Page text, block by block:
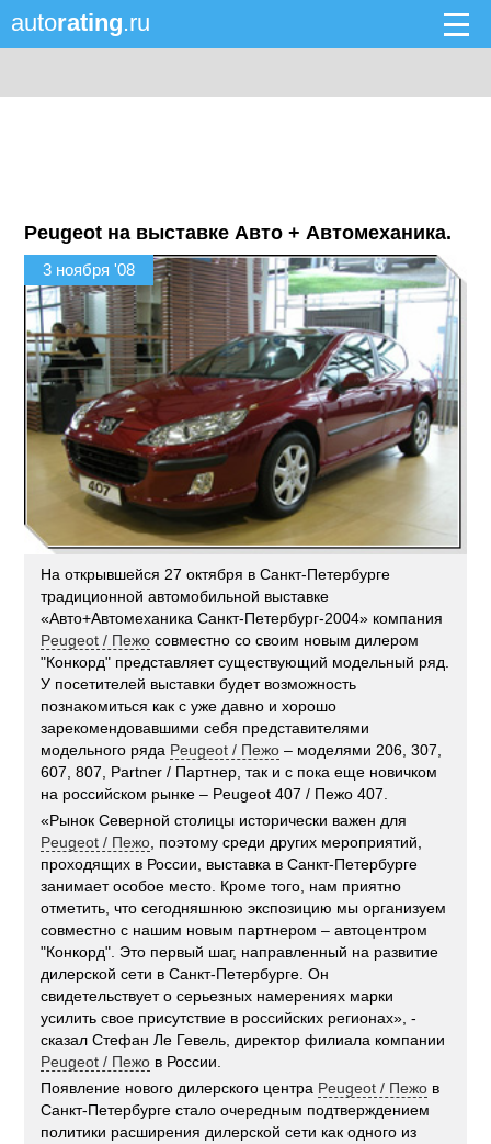
autorating.ru
Peugeot на выставке Авто + Автомеханика.
3 ноября '08
На открывшейся 27 октября в Санкт-Петербурге
традиционной автомобильной выставке
«Авто+Автомеханика Санкт-Петербург-2004» компания
Peugeot / Пежо совместно со своим новым дилером
"Конкорд" представляет существующий модельный ряд.
У посетителей выставки будет возможность
познакомиться как с уже давно и хорошо
зарекомендовавшими себя представителями
модельного ряда Peugeot / Пежо – моделями 206, 307,
607, 807, Partner / Партнер, так и с пока еще новичком
на российском рынке – Peugeot 407 / Пежо 407.
«Рынок Северной столицы исторически важен для
Peugeot / Пежо, поэтому среди других мероприятий,
проходящих в России, выставка в Санкт-Петербурге
занимает особое место. Кроме того, нам приятно
отметить, что сегодняшнюю экспозицию мы организуем
совместно с нашим новым партнером – автоцентром
"Конкорд". Это первый шаг, направленный на развитие
дилерской сети в Санкт-Петербурге. Он
свидетельствует о серьезных намерениях марки
усилить свое присутствие в российских регионах», -
сказал Стефан Ле Гевель, директор филиала компании
Peugeot / Пежо в России.
Появление нового дилерского центра Peugeot / Пежо в
Санкт-Петербурге стало очередным подтверждением
политики расширения дилерской сети как одного из